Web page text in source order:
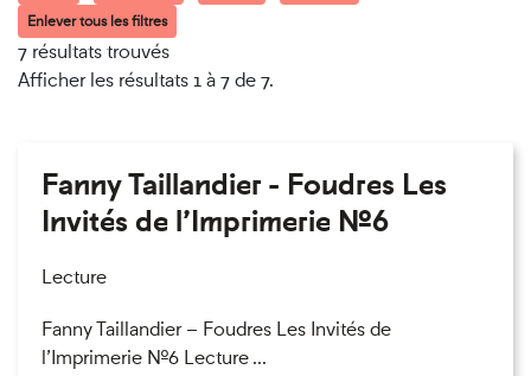
Enlever tous les filtres
7 résultats trouvés
Afficher les résultats 1 à 7 de 7.
Fanny Taillandier - Foudres Les
Invités de l’Imprimerie n°6
Lecture
Fanny Taillandier – Foudres Les Invités de
l’Imprimerie n°6 Lecture ...